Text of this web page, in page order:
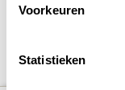
Voorkeuren
Statistieken